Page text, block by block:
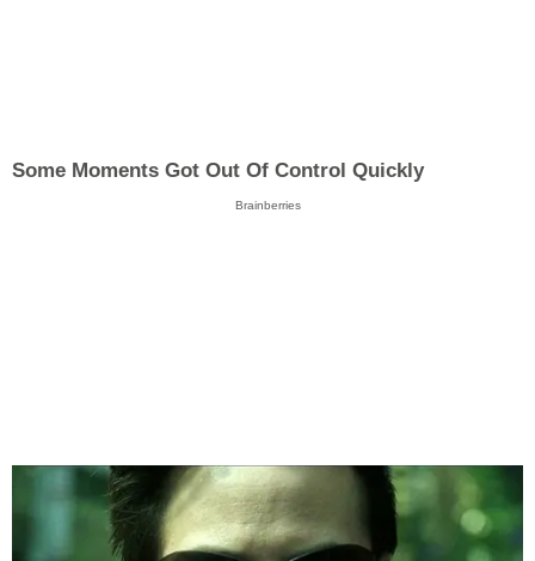
Some Moments Got Out Of Control Quickly
Brainberries